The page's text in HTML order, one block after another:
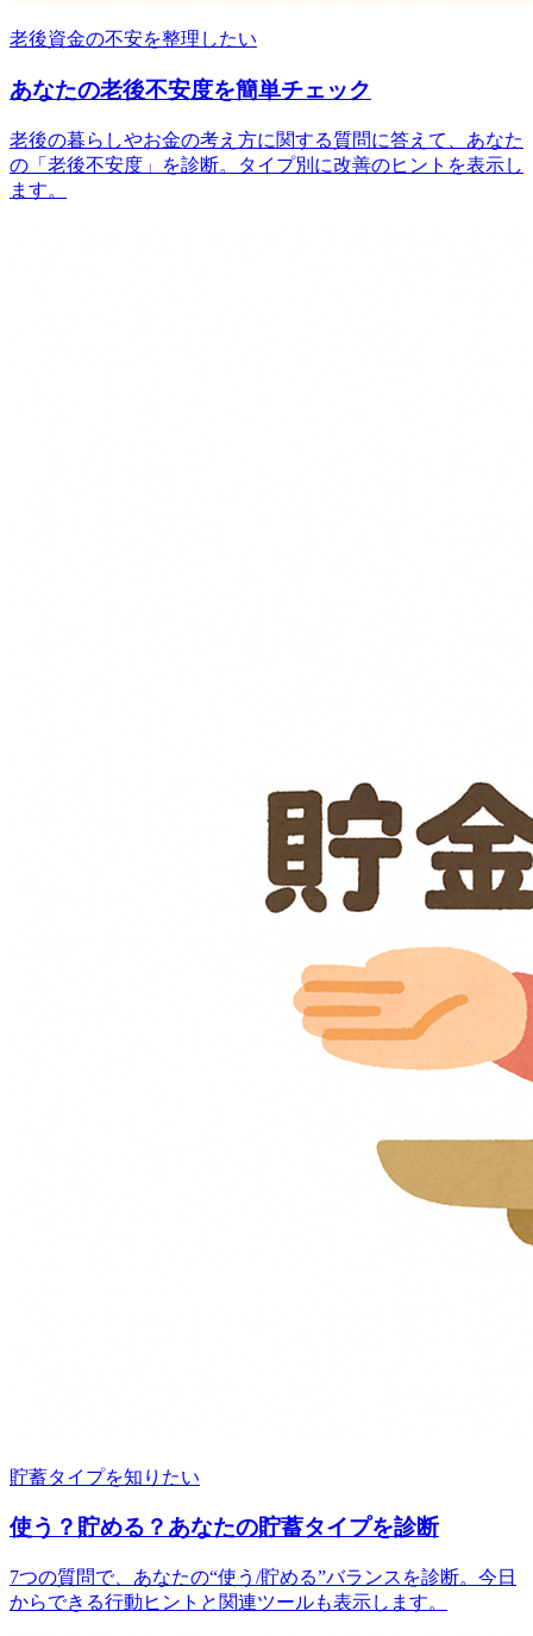
老後資金の不安を整理したい
あなたの老後不安度を簡単チェック
老後の暮らしやお金の考え方に関する質問に答えて、あなた
の「老後不安度」を診断。タイプ別に改善のヒントを表示し
ます。
貯蓄タイプを知りたい
使う？貯める？あなたの貯蓄タイプを診断
7つの質問で、あなたの“使う/貯める”バランスを診断。今日
からできる行動ヒントと関連ツールも表示します。